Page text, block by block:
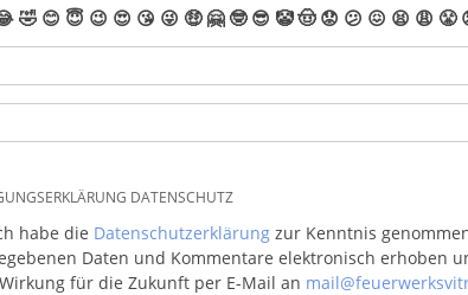
🤣 😊 😇 😉 😍 😘 😜 🤑 🤗 🤓 😎 🤡🤠 😟 😕 😖 😫 😩 😤
DATENSCHUTZ
habe die Datenschutzerklärungzur Kenntnis
Daten und Kommentare elektronisch erhoben
für die Zukunft per E-Mail an